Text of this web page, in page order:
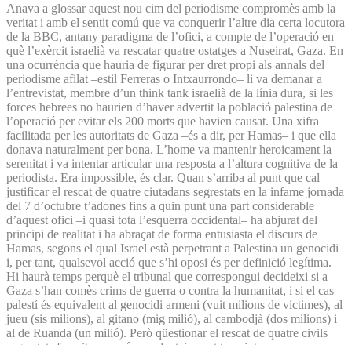
Anava a glossar aquest nou cim del periodisme compromès amb la
veritat i amb el sentit comú que va conquerir l’altre dia certa locutora
de la BBC, antany paradigma de l’ofici, a compte de l’operació en
què l’exèrcit israelià va rescatar quatre ostatges a Nuseirat, Gaza. En
una ocurrència que hauria de figurar per dret propi als annals del
periodisme afilat –estil Ferreras o Intxaurrondo– li va demanar a
l’entrevistat, membre d’un think tank israelià de la línia dura, si les
forces hebrees no haurien d’haver advertit la població palestina de
l’operació per evitar els 200 morts que havien causat. Una xifra
facilitada per les autoritats de Gaza –és a dir, per Hamas– i que ella
donava naturalment per bona. L’home va mantenir heroicament la
serenitat i va intentar articular una resposta a l’altura cognitiva de la
periodista. Era impossible, és clar. Quan s’arriba al punt que cal
justificar el rescat de quatre ciutadans segrestats en la infame jornada
del 7 d’octubre t’adones fins a quin punt una part considerable
d’aquest ofici –i quasi tota l’esquerra occidental– ha abjurat del
principi de realitat i ha abraçat de forma entusiasta el discurs de
Hamas, segons el qual Israel està perpetrant a Palestina un genocidi
i, per tant, qualsevol acció que s’hi oposi és per definició legítima.
Hi haurà temps perquè el tribunal que correspongui decideixi si a
Gaza s’han comès crims de guerra o contra la humanitat, i si el cas
palestí és equivalent al genocidi armeni (vuit milions de víctimes), al
jueu (sis milions), al gitano (mig milió), al cambodjà (dos milions) i
al de Ruanda (un milió). Però qüestionar el rescat de quatre civils